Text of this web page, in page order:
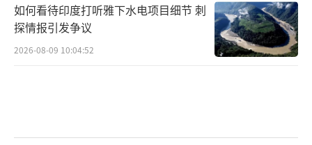
如何看待印度打听雅下水电项目细节 刺
探情报引发争议
2026-08-09 10:04:52